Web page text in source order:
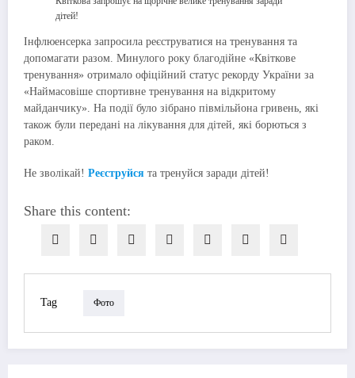
Інфлюенсерка запросила реєструватися на тренування та
допомагати разом. Минулого року благодійне «Квіткове
тренування» отримало офіційний статус рекорду України за
«Наймасовіше спортивне тренування на відкритому
майданчику». На події було зібрано півмільйона гривень, які
також були передані на лікування для дітей, які борються з
раком.
Не зволікай! Реєструйся та тренуйся заради дітей!
Share this content:
Tag Фото